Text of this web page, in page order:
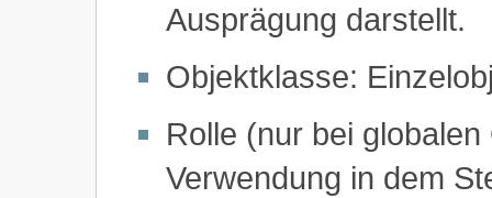
Ausprägung darstellt.
Objektklasse:
Rolle (nur bei
Verwendung in dem